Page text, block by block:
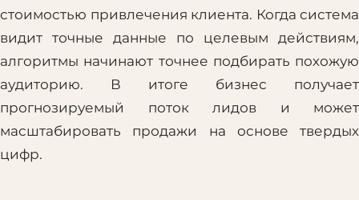
стоимостью привлечения клиента. Когда система
видит точные данные по целевым действиям,
алгоритмы начинают точнее подбирать похожую
аудиторию. В итоге бизнес получает
прогнозируемый поток лидов и может
масштабировать продажи на основе твердых
цифр.